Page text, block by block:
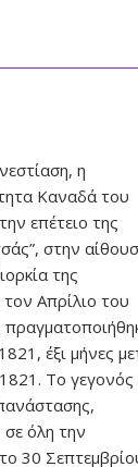
η
Καναδά του
επέτειο της
στην
της
τον Απρίλιο του
έξι μήνες
Το
όλη την
30